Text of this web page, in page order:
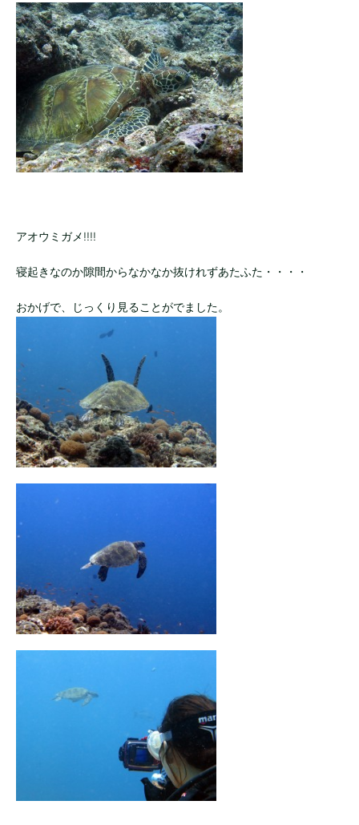
アオウミガメ!!!!
寝起きなのか隙間からなかなか抜けれずあたふた・・・・
おかげで、じっくり見ることがでました。